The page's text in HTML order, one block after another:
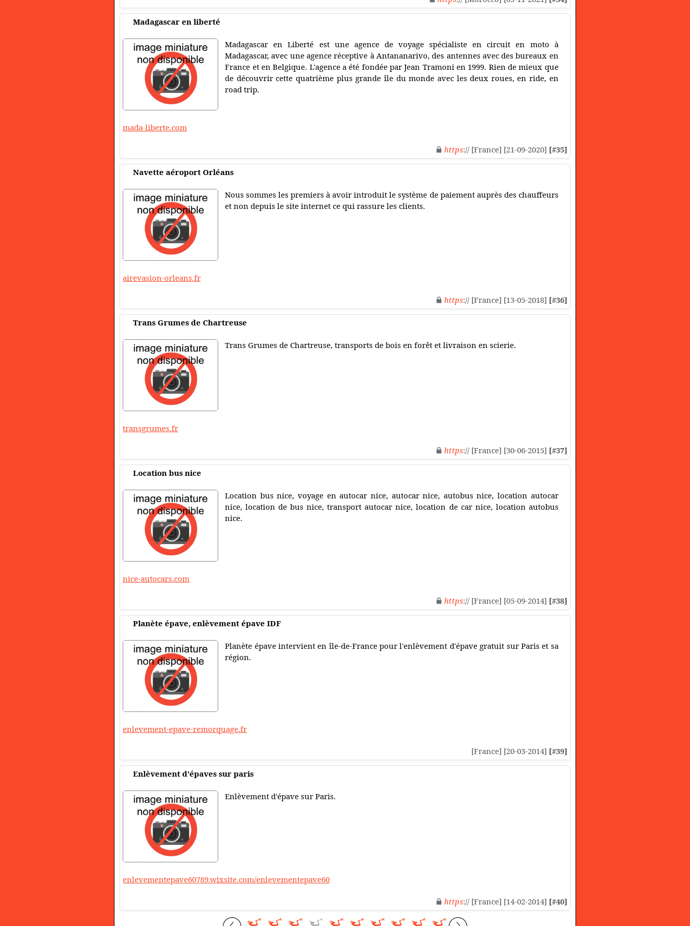
Madagascar en liberté
Madagascar en Liberté est une agence de voyage spécialiste en circuit en moto à
Madagascar, avec une agence réceptive à Antananarivo, des antennes avec des bureaux en
France et en Belgique. L'agence a été fondée par Jean Tramoni en 1999. Rien de mieux que
de découvrir cette quatrième plus grande île du monde avec les deux roues, en ride, en
road trip.
mada-liberte.com
https:// [France] [21-09-2020] [#35]
Navette aéroport Orléans
Nous sommes les premiers à avoir introduit le système de paiement auprès des chauffeurs
et non depuis le site internet ce qui rassure les clients.
airevasion-orleans.fr
https:// [France] [13-05-2018] [#36]
Trans Grumes de Chartreuse
Trans Grumes de Chartreuse, transports de bois en forêt et livraison en scierie.
transgrumes.fr
https:// [France] [30-06-2015] [#37]
Location bus nice
Location bus nice, voyage en autocar nice, autocar nice, autobus nice, location autocar
nice, location de bus nice, transport autocar nice, location de car nice, location autobus
nice.
nice-autocars.com
https:// [France] [05-09-2014] [#38]
Planète épave, enlèvement épave IDF
Planète épave intervient en île-de-France pour l'enlèvement d'épave gratuit sur Paris et sa
région.
enlevement-epave-remorquage.fr
[France] [20-03-2014] [#39]
Enlèvement d'épaves sur paris
Enlèvement d'épave sur Paris.
enlevementepave60789.wixsite.com/enlevementepave60
https:// [France] [14-02-2014] [#40]